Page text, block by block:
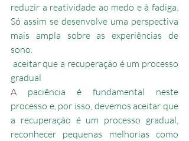
reduzir a reatividade ao medo e à fadiga.
Só assim se desenvolve uma perspectiva
mais ampla sobre as experiências de
sono.
aceitar que a recuperação é um processo
gradual
A paciência é fundamental neste
processo e, por isso, devemos aceitar que
a recuperação é um processo gradual,
reconhecer pequenas melhorias como